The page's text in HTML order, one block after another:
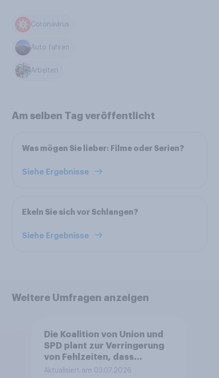
Coronavirus
Auto fahren
Arbeiten
Am selben Tag veröffentlicht
Was mögen Sie lieber: Filme oder Serien?
Siehe Ergebnisse
Ekeln Sie sich vor Schlangen?
Siehe Ergebnisse
Weitere Umfragen anzeigen
Die Koalition von Union und
SPD plant zur Verringerung
von Fehlzeiten, dass
Beschäftigte künftig bereits
Aktualisiert am 03.07.2026